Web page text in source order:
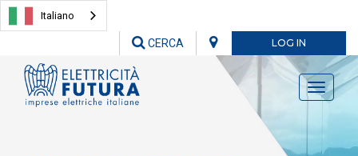
Italiano
LOG IN
CERCA
Toggle